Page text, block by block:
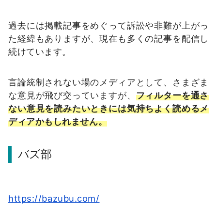
過去には掲載記事をめぐって訴訟や非難が上がっ
た経緯もありますが、現在も多くの記事を配信し
続けています。
言論統制されない場のメディアとして、さまざま
な意見が飛び交っていますが、 フィルターを通さ
ない意見を読みたいときには気持ちよく読めるメ
ディアかもしれません。
バズ部
https://bazubu.com/